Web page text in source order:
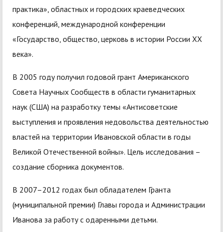
практика», областных и городских краеведческих
конференций, международной конференции
«Государство, общество, церковь в истории России XX
века».
В 2005 году получил годовой грант Американского
Совета Научных Сообществ в области гуманитарных
наук (США) на разработку темы «Антисоветские
выступления и проявления недовольства деятельностью
властей на территории Ивановской области в годы
Великой Отечественной войны». Цель исследования –
создание сборника документов.
В 2007–2012 годах был обладателем Гранта
(муниципальной премии) Главы города и Администрации
Иванова за работу с одаренными детьми.